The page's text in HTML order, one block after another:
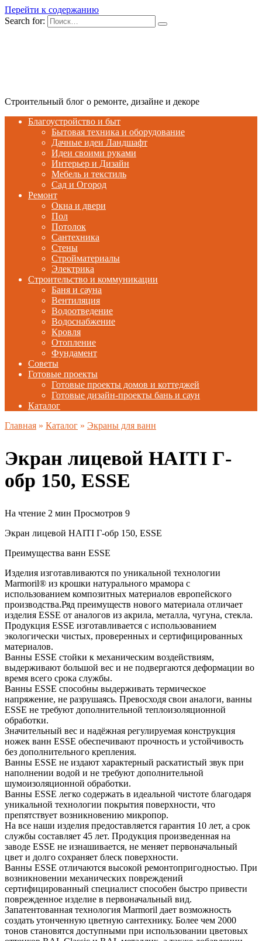
Перейти к содержанию
Search for:
Строительный блог о ремонте, дизайне и декоре
Благоустройство и быт
Бытовая техника и оборудование
Дачные идеи Ландшафт
Идеи своими руками
Интерьер и Дизайн
Мебель и текстиль
Сад и Огород
Ремонт
Окна и двери
Пол
Потолок
Сантехника
Стены
Стройматериалы
Электрика
Строительство и коммуникации
Баня и сауна
Вентиляция
Водоотведение
Водоснабжение
Кровля
Отопление
Фундамент
Советы
Готовые проекты
Готовые проекты домов и коттеджей
Готовые дизайн-проекты бань и саун
Каталог
Главная » Каталог » Экраны для ванн
Экран лицевой HAITI Г-
обр 150, ESSE
На чтение 2 мин Просмотров 9
Экран лицевой HAITI Г-обр 150, ESSE
Преимущества ванн ESSE
Изделия изготавливаются по уникальной технологии
Marmoril® из крошки натурального мрамора с
использованием композитных материалов европейского
производства.Ряд преимуществ нового материала отличает
изделия ESSE от аналогов из акрила, металла, чугуна, стекла.
Продукция ESSE изготавливается с использованием
экологически чистых, проверенных и сертифицированных
материалов.
Ванны ESSE стойки к механическим воздействиям,
выдерживают большой вес и не подвергаются деформации во
время всего срока службы.
Ванны ESSE способны выдерживать термическое
напряжение, не разрушаясь. Превосходя свои аналоги, ванны
ESSE не требуют дополнительной теплоизоляционной
обработки.
Значительный вес и надёжная регулируемая конструкция
ножек ванн ESSE обеспечивают прочность и устойчивость
без дополнительного крепления.
Ванны ESSE не издают характерный раскатистый звук при
наполнении водой и не требуют дополнительной
шумоизоляционной обработки.
Ванны ESSE легко содержать в идеальной чистоте благодаря
уникальной технологии покрытия поверхности, что
препятствует возникновению микропор.
На все наши изделия предоставляется гарантия 10 лет, а срок
службы составляет 45 лет. Продукция произведенная на
заводе ESSE не изнашивается, не меняет первоначальный
цвет и долго сохраняет блеск поверхности.
Ванны ESSE отличаются высокой ремонтопригодностью. При
возникновении механических повреждений
сертифицированный специалист способен быстро привести
поврежденное изделие в первоначальный вид.
Запатентованная технология Marmoril дает возможность
создать утонченную цветную сантехнику. Более чем 2000
тонов становятся доступными при использовании цветовых